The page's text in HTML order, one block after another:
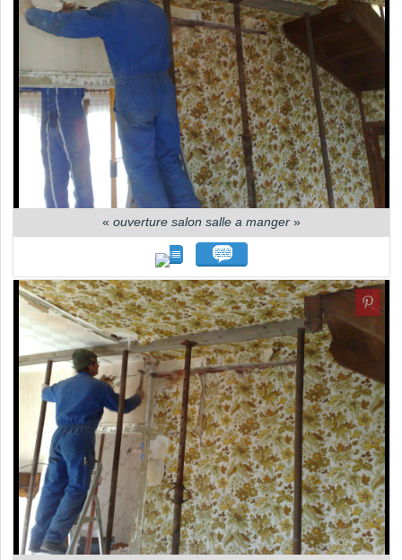
« ouverture salon salle a manger »